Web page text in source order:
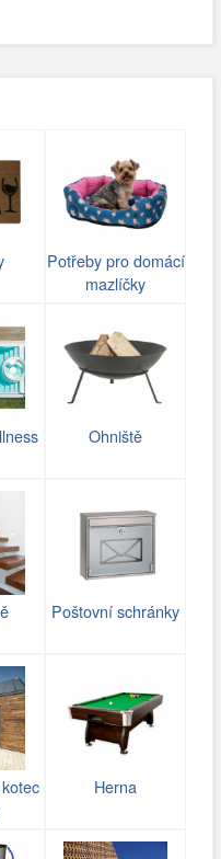
Potřeby pro domácí
mazlíčky
Ohniště
Poštovní schránky
Herna